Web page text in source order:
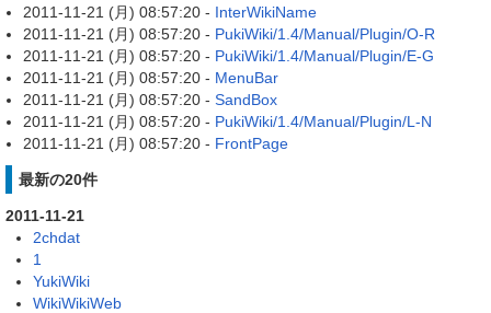
2011-11-21 (月) 08:57:20 - InterWikiName
2011-11-21 (月) 08:57:20 - PukiWiki/1.4/Manual/Plugin/O-R
2011-11-21 (月) 08:57:20 - PukiWiki/1.4/Manual/Plugin/E-G
2011-11-21 (月) 08:57:20 - MenuBar
2011-11-21 (月) 08:57:20 - SandBox
2011-11-21 (月) 08:57:20 - PukiWiki/1.4/Manual/Plugin/L-N
2011-11-21 (月) 08:57:20 - FrontPage
最新の20件
2011-11-21
2chdat
1
YukiWiki
WikiWikiWeb